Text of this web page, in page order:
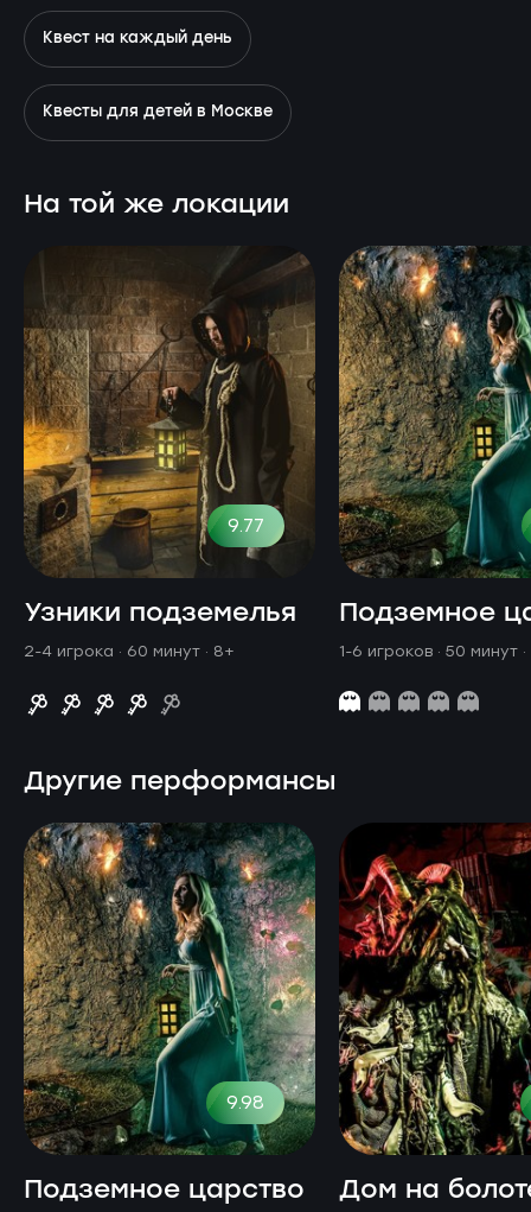
Квест на каждый день
Квесты для детей в Москве
На той же локации
9.77
Узники подземелья
2-4 игрока · 60 минут · 8+
Подземное
1-6 игроков · 50 минут
Другие перформансы
9.98
Подземное царство Дом на